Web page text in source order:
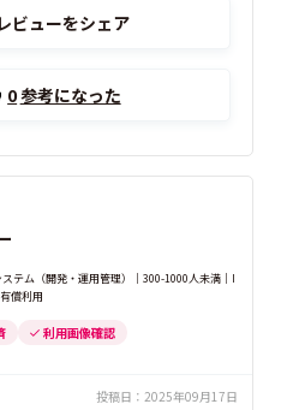
レビューをシェア
0参考になった
テム（開発・運用管理）｜300-1000人未満｜I
償利用
利用画像確認
投稿日： 2025年09月17日